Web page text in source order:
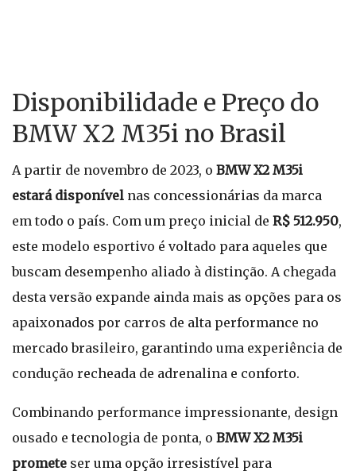
Disponibilidade e Preço do
BMW X2 M35i no Brasil
A partir de novembro de 2023, o BMW X2 M35i
estará disponível nas concessionárias da marca
em todo o país. Com um preço inicial de R$ 512.950,
este modelo esportivo é voltado para aqueles que
buscam desempenho aliado à distinção. A chegada
desta versão expande ainda mais as opções para os
apaixonados por carros de alta performance no
mercado brasileiro, garantindo uma experiência de
condução recheada de adrenalina e conforto.
Combinando performance impressionante, design
ousado e tecnologia de ponta, o BMW X2 M35i
promete ser uma opção irresistível para